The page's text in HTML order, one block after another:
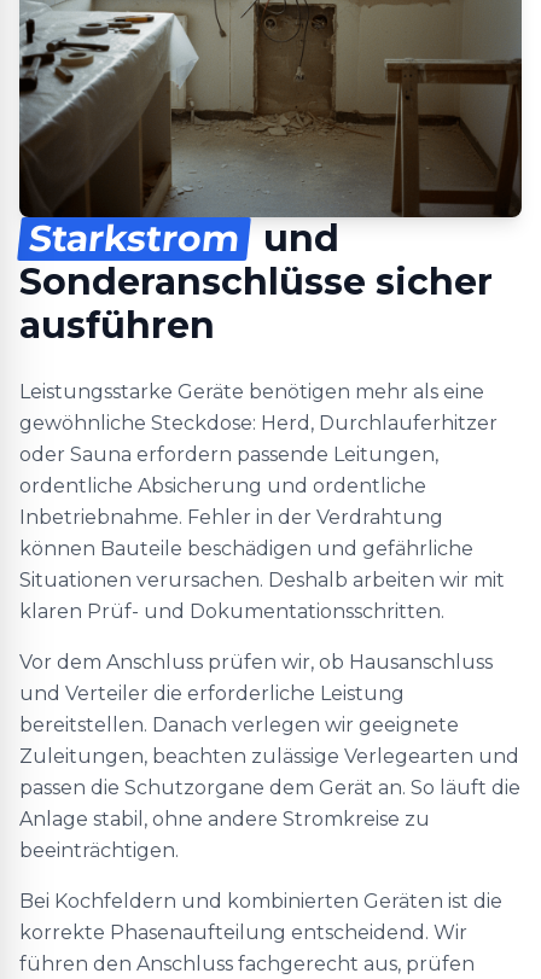
Starkstrom
und
Sonderanschlüsse sicher
ausführen
Leistungsstarke Geräte benötigen mehr als eine
gewöhnliche Steckdose: Herd, Durchlauferhitzer
oder Sauna erfordern passende Leitungen,
ordentliche Absicherung und ordentliche
Inbetriebnahme. Fehler in der Verdrahtung
können Bauteile beschädigen und gefährliche
Situationen verursachen. Deshalb arbeiten wir mit
klaren Prüf- und Dokumentationsschritten.
Vor dem Anschluss prüfen wir, ob Hausanschluss
und Verteiler die erforderliche Leistung
bereitstellen. Danach verlegen wir geeignete
Zuleitungen, beachten zulässige Verlegearten und
passen die Schutzorgane dem Gerät an. So läuft die
Anlage stabil, ohne andere Stromkreise zu
beeinträchtigen.
Bei Kochfeldern und kombinierten Geräten ist die
korrekte Phasenaufteilung entscheidend. Wir
führen den Anschluss fachgerecht aus, prüfen